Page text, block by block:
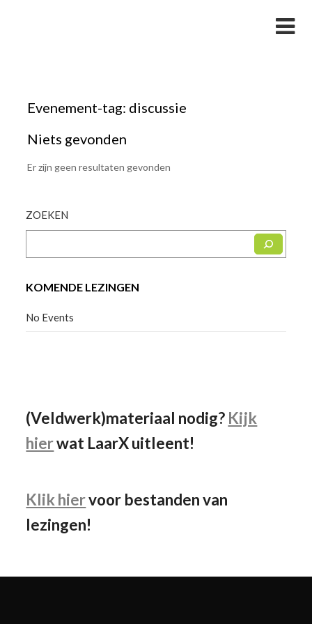
Evenement-tag: discussie
Niets gevonden
Er zijn geen resultaten gevonden
ZOEKEN
KOMENDE LEZINGEN
No Events
(Veldwerk)materiaal nodig? Kijk
hierwat LaarX uitleent!
Klik hiervoor bestanden van
lezingen!